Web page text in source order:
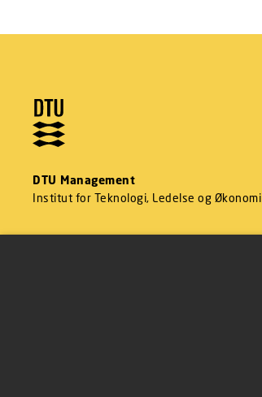
DTU Management
Institut for Teknologi, Ledelse og Økonomi